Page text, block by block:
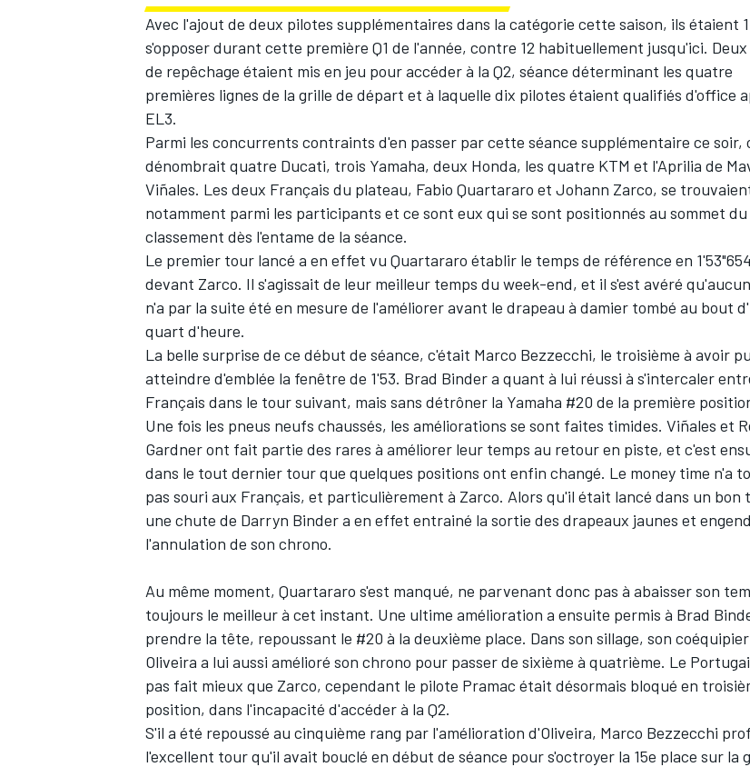
Avec l'ajout de deux pilotes supplémentaires dans la catégorie cette saison, ils étaient
s'opposer durant cette première Q1 de l'année, contre 12 habituellement jusqu'ici.
de repêchage étaient mis en jeu pour accéder à la Q2, séance déterminant les quatre
premières lignes de la grille de départ et à laquelle dix pilotes étaient qualifiés d'office
EL3.
Parmi les concurrents contraints d'en passer par cette séance supplémentaire ce soir,
dénombrait quatre Ducati, trois Yamaha, deux Honda, les quatre KTM et l'Aprilia de
Viñales. Les deux Français du plateau, Fabio Quartararo et Johann Zarco, se
notamment parmi les participants et ce sont eux qui se sont positionnés au sommet du
classement dès l'entame de la séance.
Le premier tour lancé a en effet vu Quartararo établir le temps de référence en
devant Zarco. Il s'agissait de leur meilleur temps du week-end, et il s'est avéré
n'a par la suite été en mesure de l'améliorer avant le drapeau à damier tombé au bout
quart d'heure.
La belle surprise de ce début de séance, c'était Marco Bezzecchi, le troisième à avoir pu
atteindre d'emblée la fenêtre de 1'53. Brad Bindera quant à lui réussi à s'intercaler
Français dans le tour suivant, mais sans détrôner la Yamaha #20 de la première
Une fois les pneus neufs chaussés, les améliorations se sont faites timides. Viñales et
Gardneront fait partie des rares à améliorer leur temps au retour en piste, et c'est
dans le tout dernier tour que quelques positions ont enfin changé. Le money time n'a
pas souri aux Français, et particulièrement à Zarco. Alors qu'il était lancé dans un bon
une chute de Darryn Bindera en effet entrainé la sortie des drapeaux jaunes et
l'annulation de son chrono.
Au même moment, Quartararo s'est manqué, ne parvenant donc pas à abaisser son
toujours le meilleur à cet instant. Une ultime amélioration a ensuite permis à Brad
prendre la tête, repoussant le #20 à la deuxième place. Dans son sillage, son coéquipier
Oliveira a lui aussi amélioré son chrono pour passer de sixième à quatrième. Le
pas fait mieux que Zarco, cependant le pilote Pramac était désormais bloqué en
position, dans l'incapacité d'accéder à la Q2.
S'il a été repoussé au cinquième rang par l'amélioration d'Oliveira, Marco Bezzecchi
l'excellent tour qu'il avait bouclé en début de séance pour s'octroyer la 15e place sur la